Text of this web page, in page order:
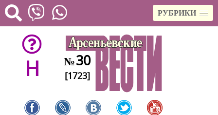
РУБРИКИ
H №30
[1723]